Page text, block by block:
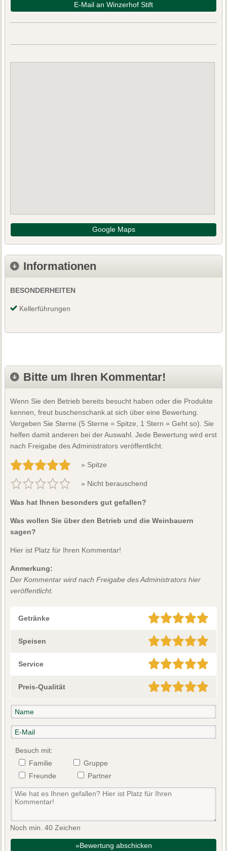
E-Mail an Winzerhof Stift
Google Maps
Informationen
BESONDERHEITEN
Kellerführungen
Bitte um Ihren Kommentar!
Wenn Sie den Betrieb bereits besucht haben oder die Produkte
kennen, freut buschenschank.at sich über eine Bewertung.
Vergeben Sie Sterne (5 Sterne = Spitze, 1 Stern = Geht so). Sie
helfen damit anderen bei der Auswahl. Jede Bewertung wird erst
nach Freigabe des Administrators veröffentlicht.
» Spitze
» Nicht berauschend
Was hat Ihnen besonders gut gefallen?
Was wollen Sie über den Betrieb und die Weinbauern
sagen?
Hier ist Platz für Ihren Kommentar!
Anmerkung:
Der Kommentar wird nach Freigabe des Administrators hier
veröffentlicht.
Getränke
Speisen
Service
Preis-Qualität
Besuch mit:
Familie
Gruppe
Freunde
Partner
Noch min. 40 Zeichen
»Bewertung abschicken